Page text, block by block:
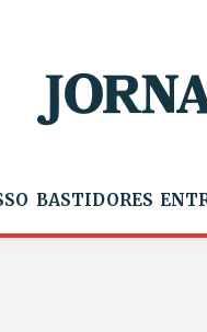
BASTIDORES